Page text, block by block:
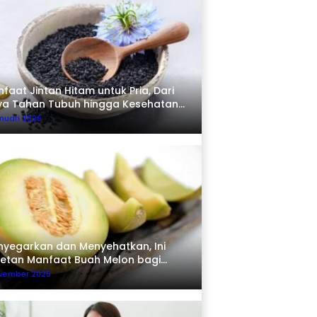
Jintan Hitam untuk Pria, Dari
Tahan Tubuh hingga Kesehatan
2026
dan Menyehatkan, Ini
Manfaat Buah Melon bagi
2025